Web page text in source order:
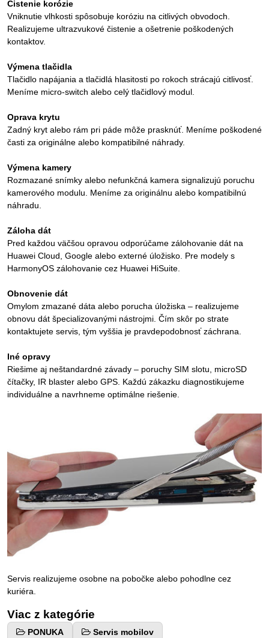
Čistenie korózie
Vniknutie vlhkosti spôsobuje koróziu na citlivých obvodoch.
Realizujeme ultrazvukové čistenie a ošetrenie poškodených
kontaktov.
Výmena tlačidla
Tlačidlo napájania a tlačidlá hlasitosti po rokoch strácajú citlivosť.
Meníme micro-switch alebo celý tlačidlový modul.
Oprava krytu
Zadný kryt alebo rám pri páde môže prasknúť. Meníme poškodené
časti za originálne alebo kompatibilné náhrady.
Výmena kamery
Rozmazané snímky alebo nefunkčná kamera signalizujú poruchu
kamerového modulu. Meníme za originálnu alebo kompatibilnú
náhradu.
Záloha dát
Pred každou väčšou opravou odporúčame zálohovanie dát na
Huawei Cloud, Google alebo externé úložisko. Pre modely s
HarmonyOS zálohovanie cez Huawei HiSuite.
Obnovenie dát
Omylom zmazané dáta alebo porucha úložiska – realizujeme
obnovu dát špecializovanými nástrojmi. Čím skôr po strate
kontaktujete servis, tým vyššia je pravdepodobnosť záchrana.
Iné opravy
Riešime aj neštandardné závady – poruchy SIM slotu, microSD
čítačky, IR blaster alebo GPS. Každú zákazku diagnostikujeme
individuálne a navrhneme optimálne riešenie.
Servis realizujeme osobne na pobočke alebo pohodlne cez
kuriéra.
Viac z kategórie
PONUKA Servis mobilov